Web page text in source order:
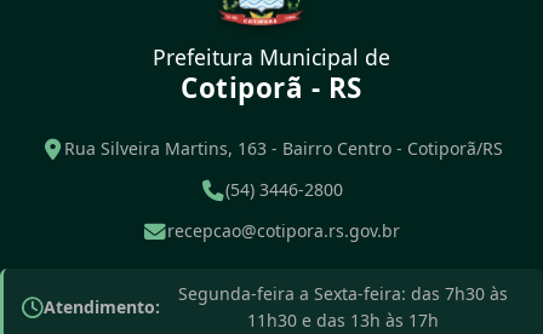
Prefeitura Municipal de
Cotiporã - RS
Rua Silveira Martins, 163 - Bairro Centro - Cotiporã/RS
(54) 3446-2800
recepcao@cotipora.rs.gov.br
Atendimento:
Segunda-feira a Sexta-feira: das 7h30 às
11h30 e das 13h às 17h